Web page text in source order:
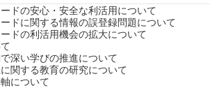
ドの安心・安全な利活用について
ドに関する情報の誤登録問題について
ドの利活用機会の拡大について
深い学びの推進について
関する教育の研究について
について